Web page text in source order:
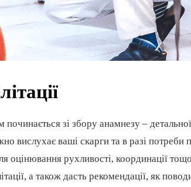
починається зі збору анамнезу –
вислухає ваші скарги та в разі потреби
оцінювання рухливості, координації
а також дасть рекомендації, як